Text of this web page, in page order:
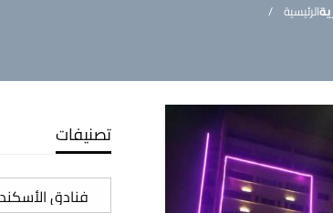
الرئيسية
تصنيفات
تصنيفات